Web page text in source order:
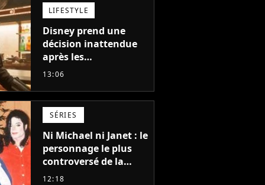
LIFESTYLE
Disney prend une
décision inattendue
après les
"performances
et The Mandalorian &
Grogu au box-office
13:06
SÉRIES
Ni Michael ni Janet : le
personnage le plus
controversé de la
famille Jackson va
12:18